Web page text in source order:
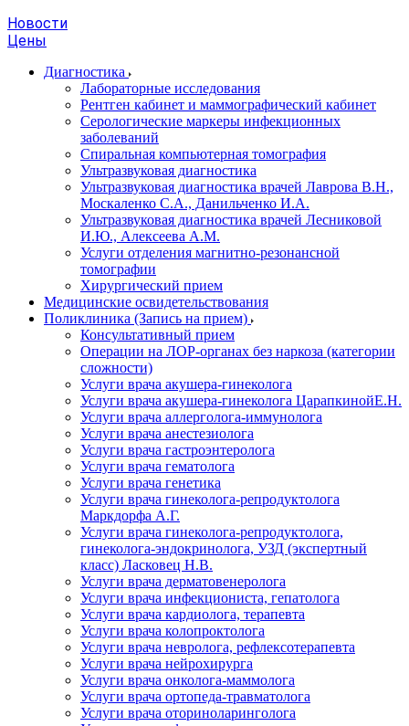
Новости
Цены
Диагностика
Лабораторные исследования
Рентген кабинет и маммографический кабинет
Серологические маркеры инфекционных
заболеваний
Спиральная компьютерная томография
Ультразвуковая диагностика
Ультразвуковая диагностика врачей Лаврова В.Н.,
Москаленко С.А., Данильченко И.А.
Ультразвуковая диагностика врачей Лесниковой
И.Ю., Алексеева А.М.
Услуги отделения магнитно-резонансной
томографии
Хирургический прием
Медицинские освидетельствования
Поликлиника (Запись на прием)
Консультативный прием
Операции на ЛОР-органах без наркоза (категории
сложности)
Услуги врача акушера-гинеколога
Услуги врача акушера-гинеколога ЦарапкинойЕ.Н.
Услуги врача аллерголога-иммунолога
Услуги врача анестезиолога
Услуги врача гастроэнтеролога
Услуги врача гематолога
Услуги врача генетика
Услуги врача гинеколога-репродуктолога
Маркдорфа А.Г.
Услуги врача гинеколога-репродуктолога,
гинеколога-эндокринолога, УЗД (экспертный
класс) Ласковец Н.В.
Услуги врача дерматовенеролога
Услуги врача инфекциониста, гепатолога
Услуги врача кардиолога, терапевта
Услуги врача колопроктолога
Услуги врача невролога, рефлексотерапевта
Услуги врача нейрохирурга
Услуги врача онколога-маммолога
Услуги врача ортопеда-травматолога
Услуги врача оториноларинголога